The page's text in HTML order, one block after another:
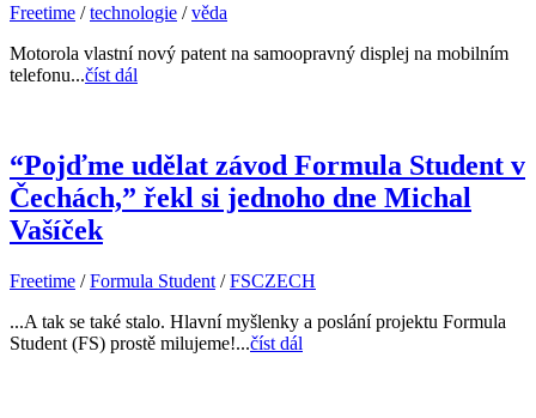
Freetime /technologie /věda
Motorola vlastní nový patent na samoopravný displej na mobilním
telefonu...číst dál
“Pojďme udělat závod Formula Student v
Čechách,” řekl si jednoho dne Michal
Vašíček
Freetime /Formula Student /FSCZECH
...A tak se také stalo. Hlavní myšlenky a poslání projektu Formula
Student (FS) prostě milujeme!...číst dál